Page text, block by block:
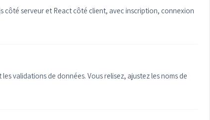
côté serveur et React côté client, avec inscription, connexion
validations de données. Vous relisez, ajustez les noms de